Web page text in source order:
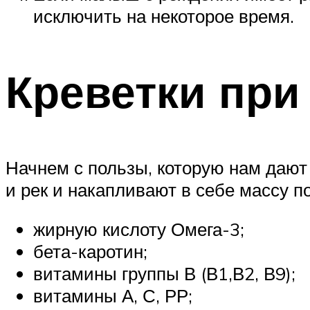
исключить на некоторое время.
Креветки
Начнем с пользы, которую нам
и рек и накапливают в себе массу
жирную кислоту Омега-3;
бета-каротин;
витамины группы В (В1,В2, В9);
витамины А, С, РР;